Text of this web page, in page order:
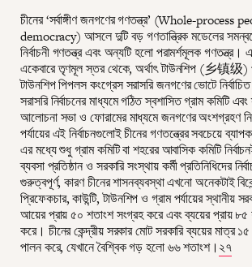
চীনের ‘সর্বাঙ্গীণ জনগণের গণতন্ত্র’ (Whole-process
democracy) আসলে দুটি বড় গণতান্ত্রিক মডেলের
নির্বাচনী গণতন্ত্র এবং অন্যটি হলো পরামর্শমূলক গণতন্ত্র।
একেবারে তৃণমূল স্তর থেকে, অর্থাৎ টাউনশিপ (乡镇级)
টাউনশিপ পিপলস কংগ্রেস সরাসরি জনগণের ভোটে
সরাসরি নির্বাচনের মাধ্যমে গঠিত স্বশাসিত গ্রাম কমিটি এবং
আলোচনা সভা ও ফোরামের মাধ্যমে জনগণের অংশগ্রহণ
পর্যায়ের এই নির্বাচনগুলোই চীনের গণতন্ত্রের সবচেয়ে
এর মধ্যে শুধু গ্রাম কমিটি বা শহরের আবাসিক কমিটি
ব্যবসা প্রতিষ্ঠান ও সরকারি সংস্থায় কর্মী প্রতিনিধিদের
গুরুত্বপূর্ণ, কারণ চীনের শাসনব্যবস্থা এখনো অনেকটাই
প্রিফেকচার, কাউন্টি, টাউনশিপ ও গ্রাম পর্যায়ের স্থানীয়
আয়ের প্রায় ৫০ শতাংশ সংগ্রহ করে এবং ব্যয়ের প্রায় ৮৫
করে। চীনের কেন্দ্রীয় সরকার মোট সরকারি ব্যয়ের মাত্র
পালন করে, যেখানে বৈশ্বিক গড় হলো ৬৬ শতাংশ। ২৭